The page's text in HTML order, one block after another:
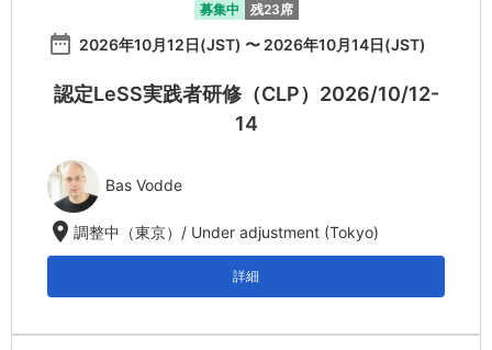
募集中 残23席
date_range 2026年10月12日(JST) 〜 2026年10月14日(JST)
認定LeSS実践者研修（CLP）2026/10/12-
14
Bas Vodde
location_on調整中（東京）/ Under adjustment (Tokyo)
詳細